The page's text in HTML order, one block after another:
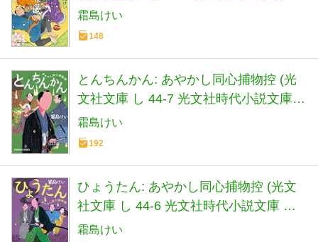
庫)
霜島けい
148
とんちんかん: あやかし同心捕物控 (光
文社文庫 し 44-7 光文社時代小説文庫
あやかし同心捕物控)
霜島けい
192
ひょうたん: あやかし同心捕物控 (光文
社文庫 し 44-6 光文社時代小説文庫 あ
やかし同心捕物控)
霜島けい